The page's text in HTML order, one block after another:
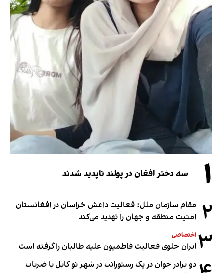
۱ سه دختر افغان در پولند ناپدید شدند
۲ مقام سازمان ملل: فعالیت داعش خراسان در افغانستان
امنیت منطقه و جهان را تهدید می‌کند
۳ اختصاصی
ایران جلوی فعالیت فاطمیون علیه طالبان را گرفته است
دو برادر جوان در یک رستورانت در شهر نو کابل با ضربات